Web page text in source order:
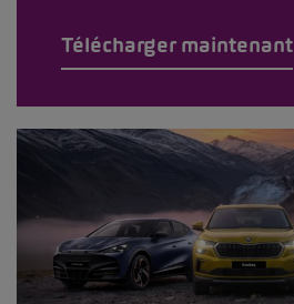
Télécharger maintenant